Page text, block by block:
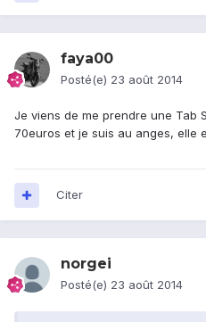
faya00
Posté(e) 23 août 2014
Je viens de me prendre une Tab
70euros et je suis au anges, elle
Citer
norgei
Posté(e) 23 août 2014